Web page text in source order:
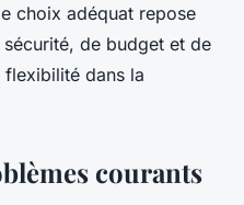
choix adéquat repose
de budget et de
dans la
courants